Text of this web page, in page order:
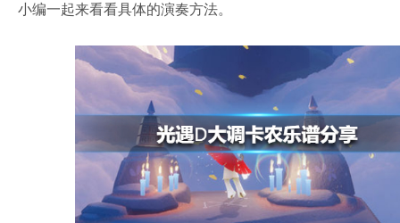
小编一起来看看具体的演奏方法。